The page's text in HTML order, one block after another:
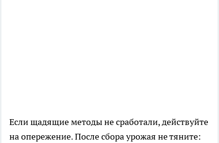
Если щадящие методы не сработали, действуйте
на опережение. После сбора урожая не тяните: